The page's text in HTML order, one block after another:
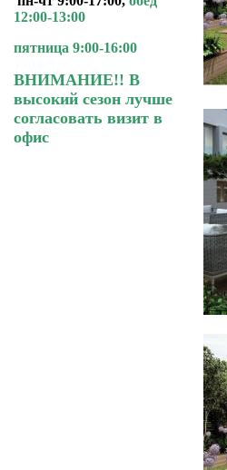
12:00-13:00
пятница 9:00-16:00
ВНИМАНИЕ!! В
высокий сезон лучше
согласовать визит в
офис